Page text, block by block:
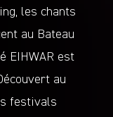
les chants
au Bateau
EIHWAR est
au
festivals